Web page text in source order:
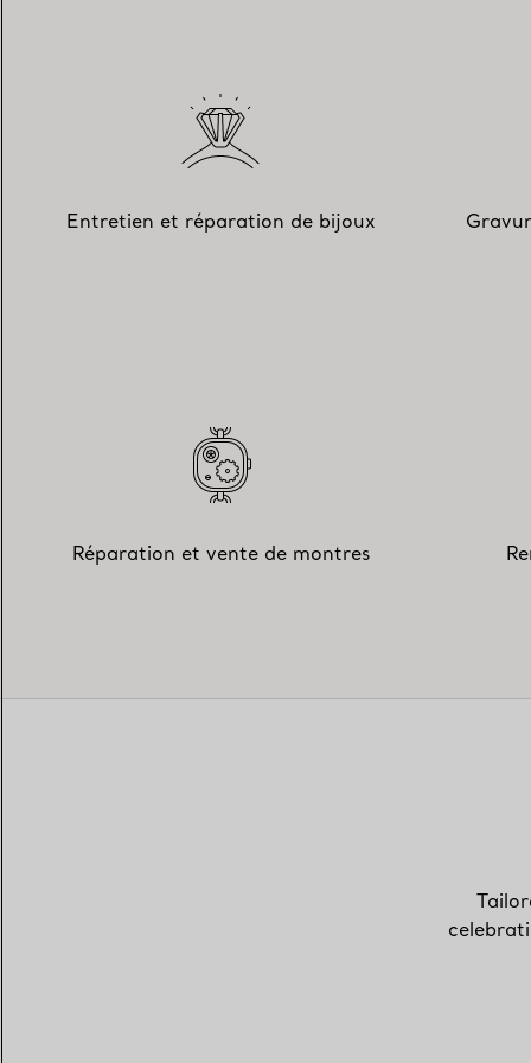
Entretien et réparation de bijoux
Réparation et vente de montres